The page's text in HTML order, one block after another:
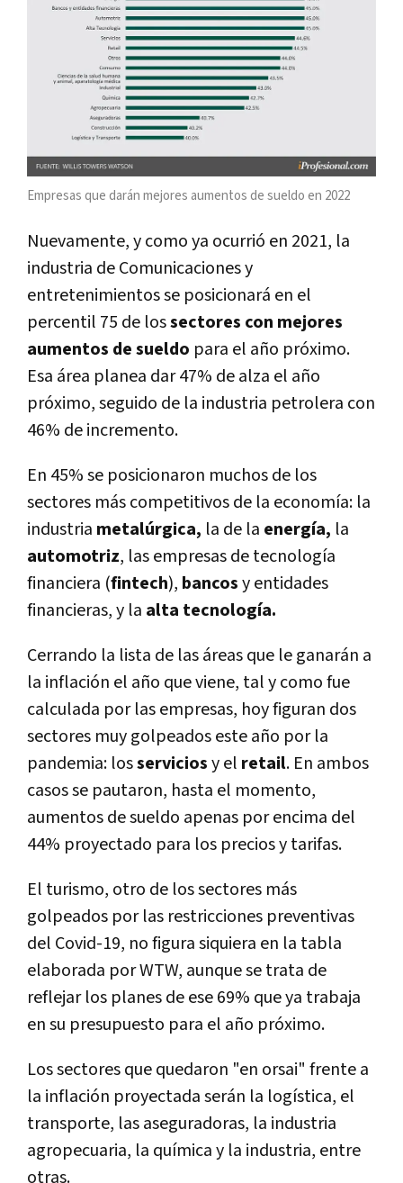
Empresas que darán mejores aumentos de sueldo en 2022
Nuevamente, y como ya ocurrió en 2021, la
industria de Comunicaciones y
entretenimientos se posicionará en el
percentil 75 de lossectores con mejores
aumentos de sueldo para el año próximo.
Esa área planea dar 47% de alza el año
próximo, seguido de la industria petrolera con
46% de incremento.
En 45% se posicionaron muchos de los
sectores más competitivos de la economía: la
industria metalúrgica, la de la energía, la
automotriz, las empresas de tecnología
financiera (fintech), bancosy entidades
financieras, y la alta tecnología.
Cerrando la lista de las áreas que le ganarán a
la inflación el año que viene, tal y como fue
calculada por las empresas, hoy figuran dos
sectores muy golpeados este año por la
pandemia: losserviciosy el retail. En ambos
casos se pautaron, hasta el momento,
aumentos de sueldo apenas por encima del
44% proyectado para los precios y tarifas.
El turismo, otro de los sectores más
golpeados por las restricciones preventivas
del Covid-19, no figura siquiera en la tabla
elaborada por WTW, aunque se trata de
reflejar los planes de ese 69% que ya trabaja
en su presupuesto para el año próximo.
Los sectores que quedaron "en orsai" frente a
la inflación proyectada serán la logística, el
transporte, las aseguradoras, la industria
agropecuaria, la química y la industria, entre
otras.